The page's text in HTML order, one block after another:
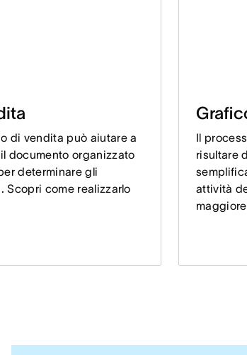
di vendita può aiutare a
documento organizzato
determinare gli
Scopri come realizzarlo
Il
risultare
attività